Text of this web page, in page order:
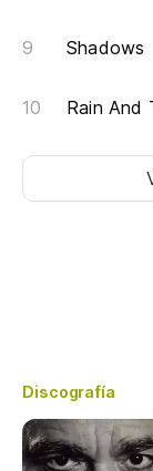
Shadows
Rain And
Discografía